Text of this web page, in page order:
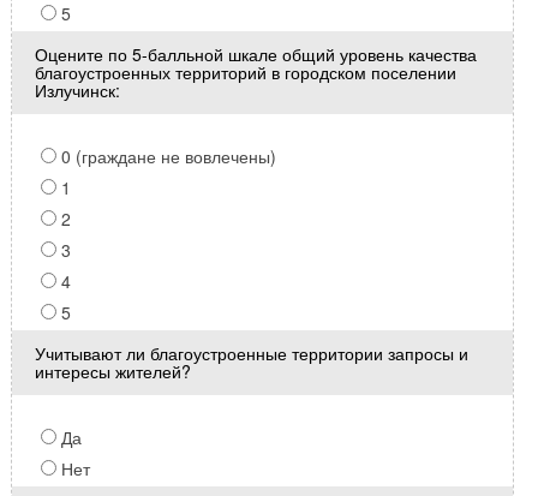
5
Оцените по 5-балльной шкале общий уровень качества
благоустроенных территорий в городском поселении
Излучинск:
0 (граждане не вовлечены)
1
2
3
4
5
Учитывают ли благоустроенные территории запросы и
интересы жителей?
Да
Нет